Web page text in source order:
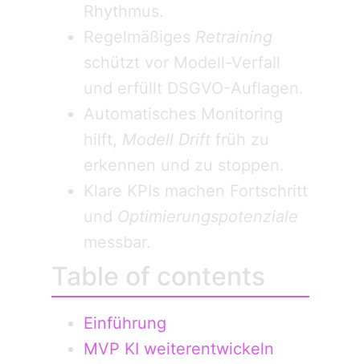
Rhythmus.
Regelmäßiges Retraining
schützt vor Modell-Verfall
und erfüllt DSGVO-Auflagen.
Automatisches Monitoring
hilft, Modell Driftfrüh zu
erkennen und zu stoppen.
Klare KPIs machen Fortschritt
und Optimierungspotenziale
messbar.
Table of contents
Einführung
MVP KI weiterentwickeln